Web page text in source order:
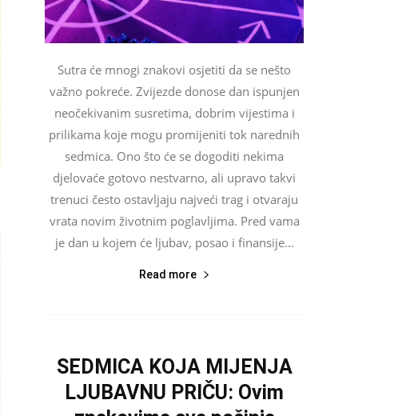
Sutra će mnogi znakovi osjetiti da se nešto
važno pokreće. Zvijezde donose dan ispunjen
neočekivanim susretima, dobrim vijestima i
prilikama koje mogu promijeniti tok narednih
sedmica. Ono što će se dogoditi nekima
djelovaće gotovo nestvarno, ali upravo takvi
trenuci često ostavljaju najveći trag i otvaraju
vrata novim životnim poglavljima. Pred vama
je dan u kojem će ljubav, posao i finansije...
Read more
SEDMICA KOJA MIJENJA
LJUBAVNU PRIČU: Ovim